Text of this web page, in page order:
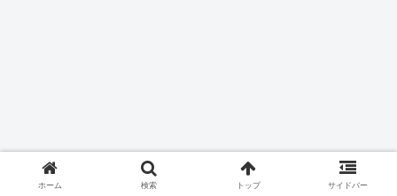
ホーム 検索 トップ サイドバー